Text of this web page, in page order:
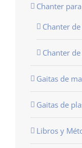
Chanter
Chanter
Chanter
Gaitas de
Gaitas de
Libros y